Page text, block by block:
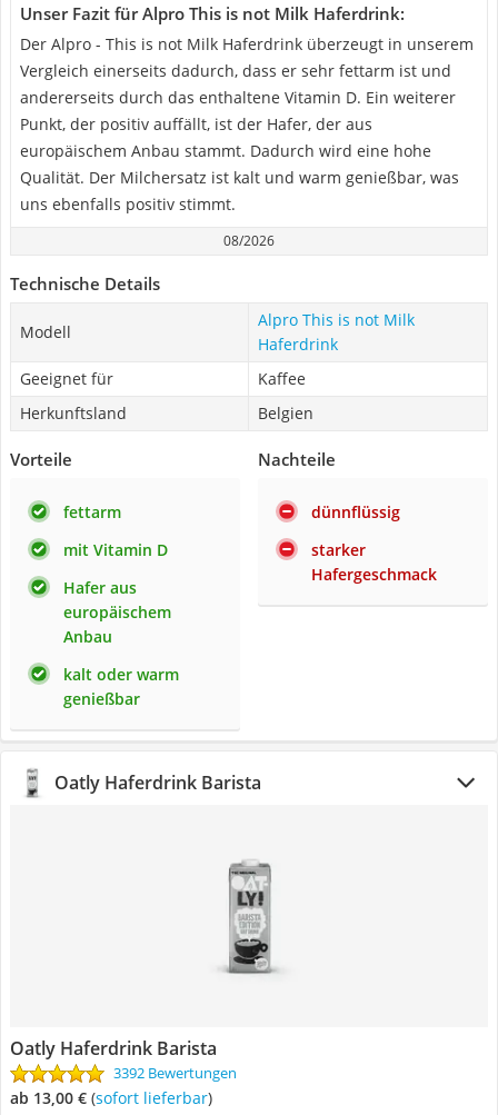
Unser Fazit für Alpro This is not Milk Haferdrink:
Der Alpro - This is not Milk Haferdrink überzeugt in unserem
Vergleich einerseits dadurch, dass er sehr fettarm ist und
andererseits durch das enthaltene Vitamin D. Ein weiterer
Punkt, der positiv auffällt, ist der Hafer, der aus
europäischem Anbau stammt. Dadurch wird eine hohe
Qualität. Der Milchersatz ist kalt und warm genießbar, was
uns ebenfalls positiv stimmt.
08/2026
Technische Details
Modell
Alpro This is not Milk
Haferdrink
Geeignet für
Kaffee
Herkunftsland
Belgien
Vorteile
fettarm
mit Vitamin D
Hafer aus
europäischem
Anbau
kalt oder warm
genießbar
Nachteile
dünnflüssig
starker
Hafergeschmack
Oatly Haferdrink Barista
Oatly Haferdrink Barista
3392 Bewertungen
ab 13,00 € ( Sofort lieferbar)